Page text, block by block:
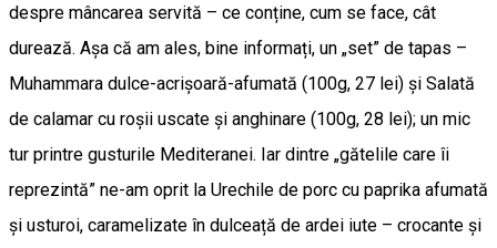
despre mâncarea servită – ce conține, cum se face, cât
durează. Așa că am ales, bine informați, un „set” de tapas –
Muhammara dulce-acrișoară-afumată (100g, 27 lei) și Salată
de calamar cu roșii uscate și anghinare (100g, 28 lei); un mic
tur printre gusturile Mediteranei. Iar dintre „gătelile care îi
reprezintă” ne-am oprit la Urechile de porc cu paprika afumată
și usturoi, caramelizate în dulceață de ardei iute – crocante și